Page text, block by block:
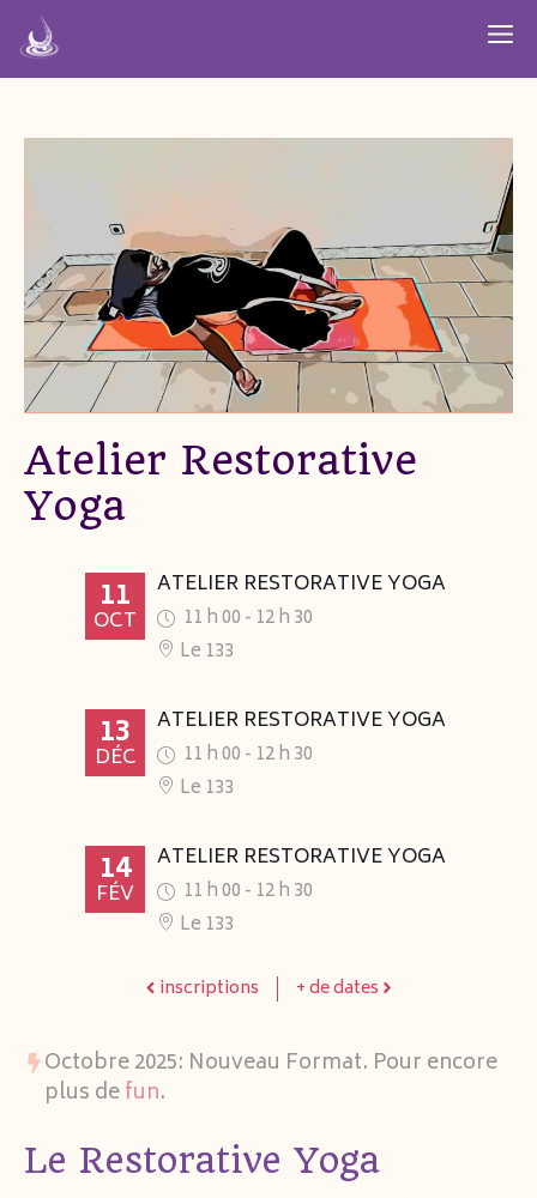
Aller
au
contenu
Atelier Restorative
Yoga
11
OCT
ATELIER RESTORATIVE YOGA
11 h 00- 12 h 30
Le 133
13
DÉC
ATELIER RESTORATIVE YOGA
11 h 00- 12 h 30
Le 133
14
FÉV
ATELIER RESTORATIVE YOGA
11 h 00- 12 h 30
Le 133
inscriptions + de dates
Octobre 2025: Nouveau Format. Pour encore
plus defun.
Le Restorative Yoga